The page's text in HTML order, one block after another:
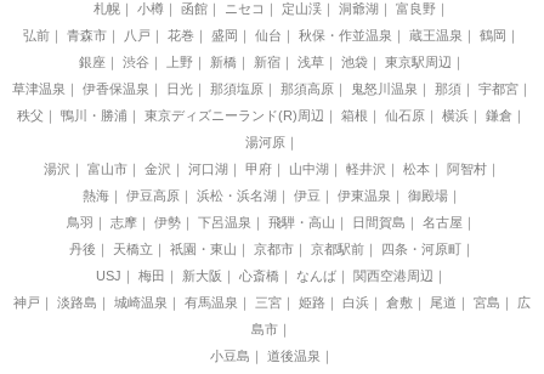
札幌 小樽 函館 ニセコ 定山渓 洞爺湖
富良野
弘前
青森市 八戸 花巻 盛岡 仙台 秋保・作並温泉 蔵王温泉
鶴岡
銀座
渋谷 上野 新橋 新宿 浅草 池袋
東京駅周辺
草津温泉
伊香保温泉 日光 那須塩原 那須高原 鬼怒川温泉 那須
宇都宮
秩父
鴨川・勝浦 東京ディズニーランド(R)周辺 箱根 仙石原 横浜
鎌倉
湯河原
湯沢
富山市 金沢 河口湖 甲府 山中湖 軽井沢 松本
阿智村
熱海
伊豆高原 浜松・浜名湖 伊豆 伊東温泉
御殿場
鳥羽
志摩 伊勢 下呂温泉 飛騨・高山 日間賀島
名古屋
丹後
天橋立 祇園・東山 京都市 京都駅前
四条・河原町
USJ
梅田 新大阪 心斎橋 なんば
関西空港周辺
神戸
淡路島 城崎温泉 有馬温泉 三宮 姫路 白浜 倉敷 尾道 宮島
広
島市
小豆島
道後温泉